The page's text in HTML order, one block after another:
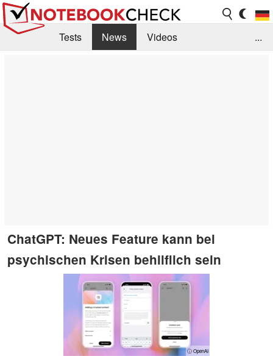
Tests News
Videos
...
ChatGPT: Neues Feature kann bei
psychischen Krisen behilflich sein
ⓘ OpenAI